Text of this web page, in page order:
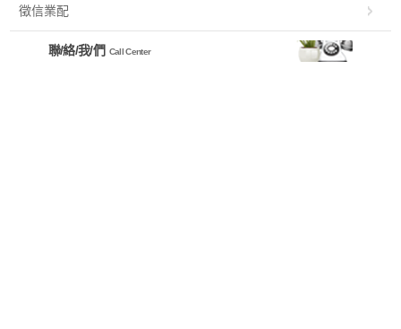
徵信業配
聯/絡/我/們 Call Center